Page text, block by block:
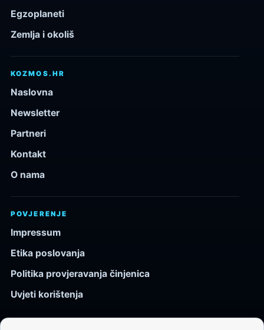
Egzoplaneti
Zemlja i okoliš
KOZMOS.HR
Naslovna
Newsletter
Partneri
Kontakt
O nama
POVJERENJE
Impressum
Etika poslovanja
Politika provjeravanja činjenica
Uvjeti korištenja